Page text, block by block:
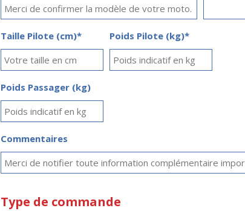
Taille Pilote (cm)* Poids Pilote (kg)*
Poids Passager (kg)
Commentaires
Type de commande